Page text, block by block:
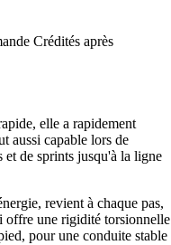
Crédités après
elle a rapidement
aussi capable lors de
et de sprints jusqu'à la ligne
revient à chaque pas,
offre une rigidité torsionnelle
pour une conduite stable